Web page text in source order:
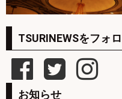
TSURINEWSをフォ
お知らせ